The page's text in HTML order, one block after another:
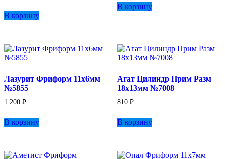
В корзину
В корзину
Лазурит Фриформ 11х6мм
№5855
1 200 ₽
В корзину
Агат Цилиндр Прим Разм
18х13мм №7008
810 ₽
В корзину